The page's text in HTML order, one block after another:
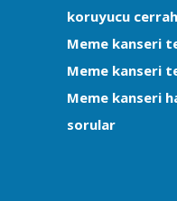
koruyucu
Meme kanseri
Meme kanseri
Meme kanseri
sorular